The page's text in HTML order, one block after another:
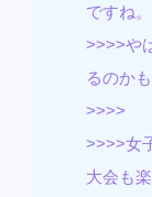
ですね。
>>>>や
るのか
>>>>
>>>>女
大会も